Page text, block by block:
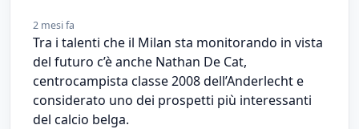
2 mesi fa
Tra i talenti che il Milan sta monitorando in vista
del futuro c’è anche Nathan De Cat,
centrocampista classe 2008 dell’Anderlecht e
considerato uno dei prospetti più interessanti
del calcio belga.